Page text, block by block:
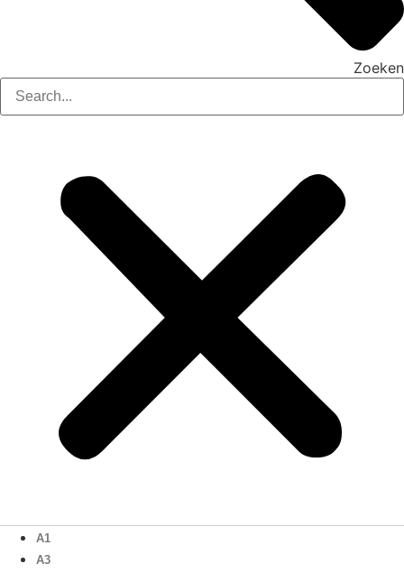
Zoeken
A1
A3